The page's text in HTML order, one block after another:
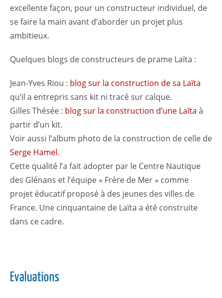
excellente façon, pour un constructeur individuel, de
se faire la main avant d’aborder un projet plus
ambitieux.
Quelques blogs de constructeurs de prame Laïta :
Jean-Yves Riou : blog sur la construction de sa Laïta
qu’il a entrepris sans kit ni tracé sur calque.
Gilles Thésée : blog sur la construction d’une Laïta à
partir d’un kit.
Voir aussi l’album photo de la construction de celle de
Serge Hamel.
Cette qualité l’a fait adopter par le Centre Nautique
des Glénans et l’équipe « Frère de Mer » comme
projet éducatif proposé à des jeunes des villes de
France. Une cinquantaine de Laïta a été construite
dans ce cadre.
Evaluations